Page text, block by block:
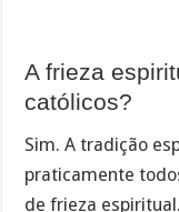
A frieza
católicos?
Sim. A tradição
praticamente
de frieza